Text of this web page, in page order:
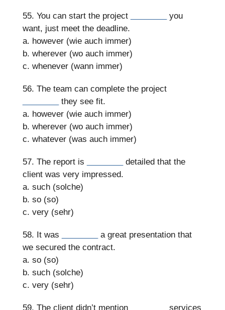
55. You can start the project
you
want, just meet the deadline.
a. however (wie auch immer)
b. wherever (wo auch immer)
c. whenever (wann immer)
56. The team can complete the project
they see fit.
a. however (wie auch immer)
b. wherever (wo auch immer)
c. whatever (was auch immer)
57. The report is
detailed that the
client was very impressed.
a. such (solche)
b. so (so)
c. very (sehr)
58. It was
a great presentation that
we secured the contract.
a. so (so)
b. such (solche)
c. very (sehr)
59. The client didn’t mention services